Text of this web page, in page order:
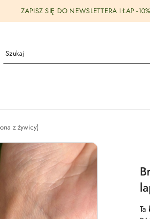
ZAPISZ SIĘ DO NEWSLETTERA I ŁAP -
z żywicy)